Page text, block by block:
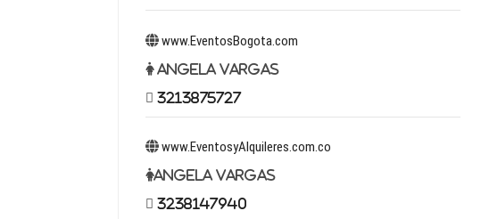
www.EventosBogota.com
Angela Vargas
3213875727
www.EventosyAlquileres.com.co
Angela Vargas
3238147940